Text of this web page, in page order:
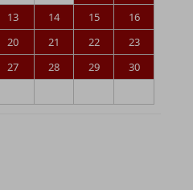
13 14 15
16
20 21 22
23
27 28 29
30